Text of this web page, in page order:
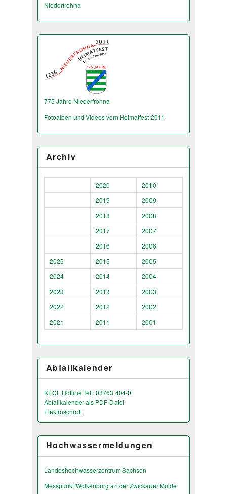
Niederfrohna
775 Jahre Niederfrohna
Fotoalben und Videos vom Heimatfest 2011
Archiv
2020
2010
2019
2009
2018
2008
2017
2007
2016
2006
2025
2015
2005
2024
2014
2004
2023
2013
2003
2022
2012
2002
2021
2011 2001
Abfallkalender
KECL Hotline Tel.: 03763 404-0
Abfallkalender als PDF-Datei
Elektroschrott
Hochwassermeldungen
Landeshochwas­serzentrum Sachsen
Messpunkt Wolkenburg an der Zwickauer Mulde